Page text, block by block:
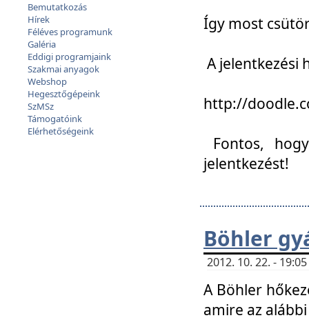
Bemutatkozás
Hírek
Féléves programunk
Galéria
Eddigi programjaink
Szakmai anyagok
Webshop
Hegesztőgépeink
SzMSz
Támogatóink
Elérhetőségeink
Így most
A jelentkezési
http://
Fontos,
jelentkezést!
Böhler
2012. 10. 22. -
A Böhler
amire az